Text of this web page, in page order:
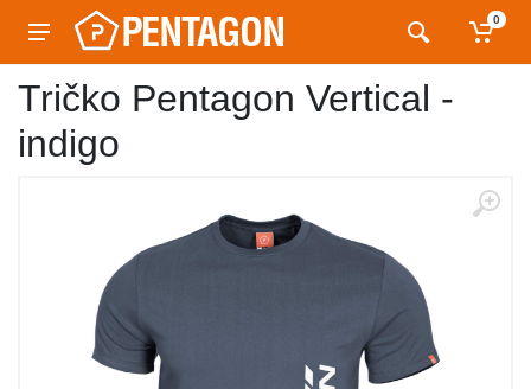
0
Tričko Pentagon Vertical -
indigo